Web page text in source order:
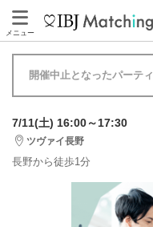
メニュー
開催中止となったパーテ
7/11(土) 16:00～17:30
ツヴァイ長野
長野から徒歩1分